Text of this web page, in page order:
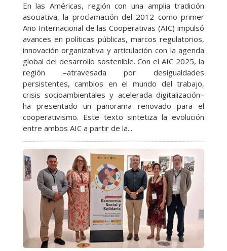
En las Américas, región con una amplia tradición
asociativa, la proclamación del 2012 como primer
Año Internacional de las Cooperativas (AIC) impulsó
avances en políticas públicas, marcos regulatorios,
innovación organizativa y articulación con la agenda
global del desarrollo sostenible. Con el AIC 2025, la
región –atravesada por desigualdades
persistentes, cambios en el mundo del trabajo,
crisis socioambientales y acelerada digitalización–
ha presentado un panorama renovado para el
cooperativismo. Este texto sintetiza la evolución
entre ambos AIC a partir de la...